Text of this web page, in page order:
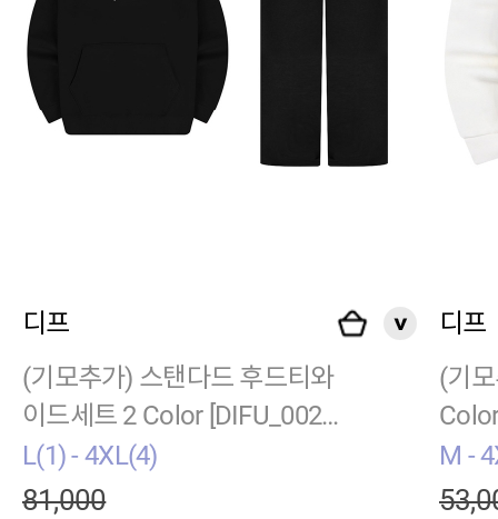
디프
(기모추가) 스탠다드 후드티와
이드세트 2 Color [DIFU_002
3]
L(1) - 4XL(4)
81,000
디프
(기
M -